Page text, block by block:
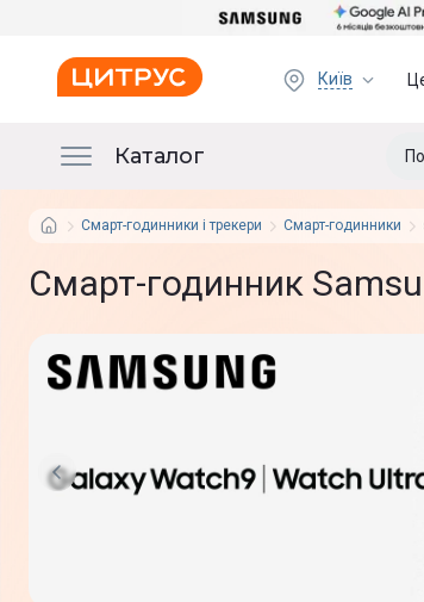
Київ
Каталог
Смарт-годинники і трекери Смарт-годинники
Смарт-годинник